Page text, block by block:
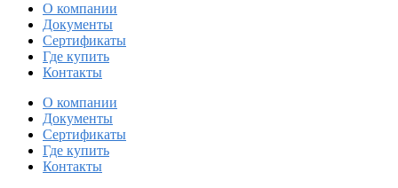
О компании
Документы
Сертификаты
Где купить
Контакты
О компании
Документы
Сертификаты
Где купить
Контакты